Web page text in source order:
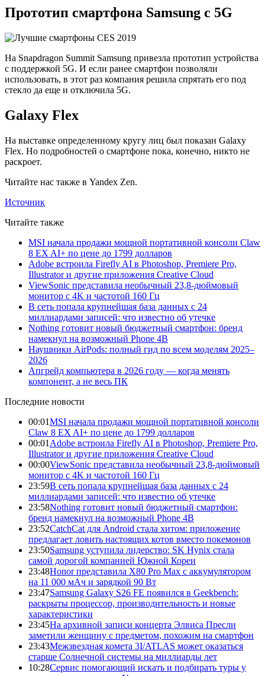
Прототип смартфона Samsung с 5G
На Snapdragon Summit Samsung привезла прототип устройства
с поддержкой 5G. И если ранее смартфон позволяли
использовать, в этот раз компания решила спрятать его под
стекло да еще и отключила 5G.
Galaxy Flex
На выставке определенному кругу лиц был показан Galaxy
Flex. Но подробностей о смартфоне пока, конечно, никто не
раскроет.
Читайте нас также в Yandex Zen.
Источник
Читайте также
MSI начала продажи мощной портативной консоли Claw
8 EX AI+ по цене до 1799 долларов
Adobe встроила Firefly AI в Photoshop, Premiere Pro,
Illustrator и другие приложения Creative Cloud
ViewSonic представила необычный 23,8-дюймовый
монитор с 4K и частотой 160 Гц
В сеть попала крупнейшая база данных с 24
миллиардами записей: что известно об утечке
Nothing готовит новый бюджетный смартфон: бренд
намекнул на возможный Phone 4B
Наушники AirPods: полный гид по всем моделям 2025–
2026
Апгрейд компьютера в 2026 году — когда менять
компонент, а не весь ПК
Последние новости
00:01MSI начала продажи мощной портативной консоли
Claw 8 EX AI+ по цене до 1799 долларов
00:01 Adobe встроила Firefly AI в Photoshop, Premiere Pro,
Illustrator и другие приложения Creative Cloud
00:00ViewSonic представила необычный 23,8-дюймовый
монитор с 4K и частотой 160 Гц
23:59В сеть попала крупнейшая база данных с 24
миллиардами записей: что известно об утечке
23:58Nothing готовит новый бюджетный смартфон:
бренд намекнул на возможный Phone 4B
23:52CatchCat для Android стала хитом: приложение
предлагает ловить настоящих котов вместо покемонов
23:50Samsung уступила лидерство: SK Hynix стала
самой дорогой компанией Южной Кореи
23:48Honor представила X80 Pro Max с аккумулятором
на 11 000 мАч и зарядкой 90 Вт
23:47Samsung Galaxy S26 FE появился в Geekbench:
раскрыты процессор, производительность и новые
характеристики
23:45На архивной записи концерта Элвиса Пресли
заметили женщину с предметом, похожим на смартфон
23:43Межзвездная комета 3I/ATLAS может оказаться
старше Солнечной системы на миллиарды лет
10:28Сервис помогающий искать и подбирать туры у